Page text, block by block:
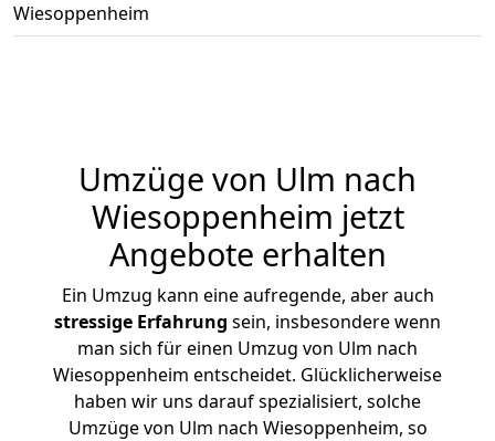
Wiesoppenheim
Umzüge von Ulm nach
Wiesoppenheim jetzt
Angebote erhalten
Ein Umzug kann eine aufregende, aber auch
stressige Erfahrung sein, insbesondere wenn
man sich für einen Umzug von Ulm nach
Wiesoppenheim entscheidet. Glücklicherweise
haben wir uns darauf spezialisiert, solche
Umzüge von Ulm nach Wiesoppenheim, so